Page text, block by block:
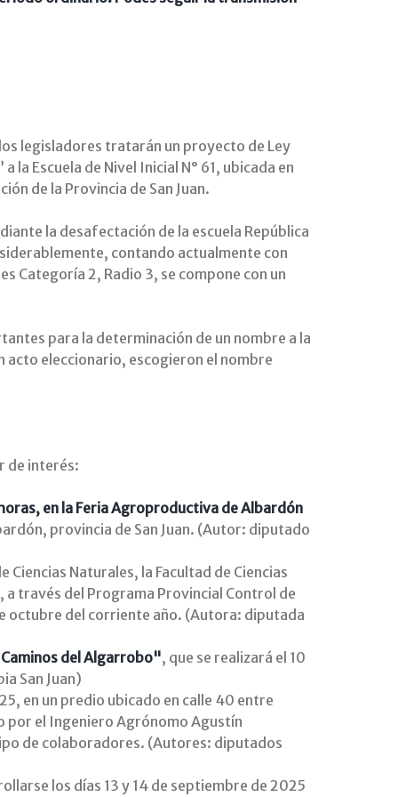
legisladores tratarán un proyecto de Ley
Escuela de Nivel Inicial N° 61, ubicada en
de la Provincia de San Juan.
la desafectación de la escuela República
contando actualmente con
Categoría 2, Radio 3, se compone con un
para la determinación de un nombre a la
acto eleccionario, escogieron el nombre
de interés:
en la Feria Agroproductiva de Albardón
provincia de San Juan. (Autor: diputado
Naturales, la Facultad de Ciencias
a través del Programa Provincial Control de
octubre del corriente año. (Autora: diputada
del Algarrobo", que se realizará el 10
San Juan)
en un predio ubicado en calle 40 entre
por el Ingeniero Agrónomo Agustín
de colaboradores. (Autores: diputados
los días 13 y 14 de septiembre de 2025